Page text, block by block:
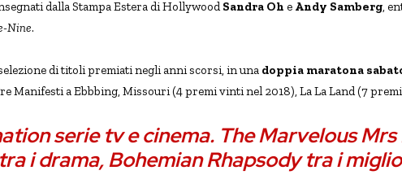
dalla Stampa Estera di HollywoodSandra Oh e Andy Samberg,
Nine.
di titoli premiati negli anni scorsi, in una doppia maratona
Manifesti a Ebbbing, Missouri (4 premi vinti nel 2018), La La Land (7
serie tv e cinema. The Marvelous
i drama, Bohemian Rhapsody tra i